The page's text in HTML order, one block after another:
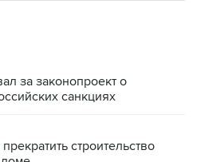
за законопроект о
санкциях